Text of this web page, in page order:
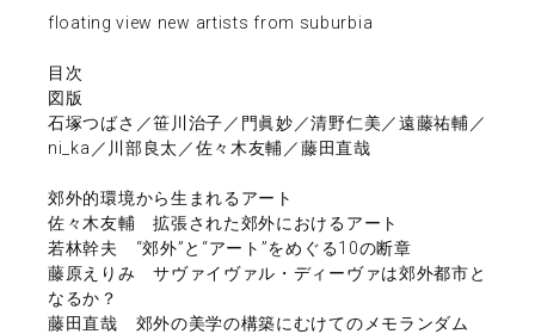
floating view new artists from suburbia
目次
図版
石塚つばさ／笹川治子／門眞妙／清野仁美／遠藤祐輔／
ni_ka／川部良太／佐々木友輔／藤田直哉
郊外的環境から生まれるアート
佐々木友輔 拡張された郊外におけるアート
若林幹夫 “郊外”と“アート”をめぐる10の断章
藤原えりみ サヴァイヴァル・ディーヴァは郊外都市と
なるか？
藤田直哉 郊外の美学の構築にむけてのメモランダム